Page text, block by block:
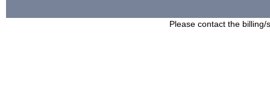
Please contact the